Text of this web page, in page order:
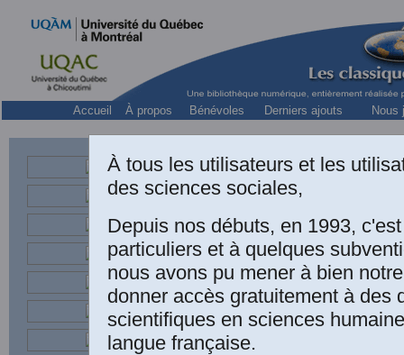
Accueil À propos Bénévoles Derniers ajouts Nous
Professeur
À tous les utilisateurs et les
des sciences sociales,
Depuis nos débuts, en 1993,
particuliers et à quelques
nous avons pu mener à bien
donner accès gratuitement à des
scientifiques en sciences
langue française.